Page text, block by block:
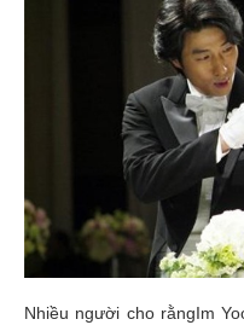
Nhiều người cho rằngIm